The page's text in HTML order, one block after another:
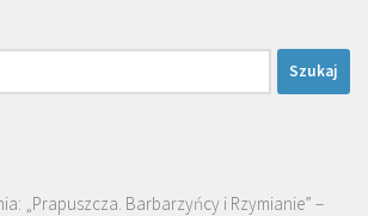
„Prapuszcza. Barbarzyńcy i Rzymianie” –